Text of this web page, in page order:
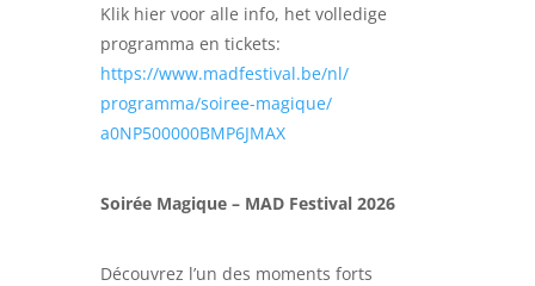
Klik hier voor alle info, het volledige
programma en tickets:
https://www.madfestival.be/nl/
programma/soiree-magique/
a0NP500000BMP6JMAX
Soirée Magique – MAD Festival 2026
Découvrez l’un des moments forts